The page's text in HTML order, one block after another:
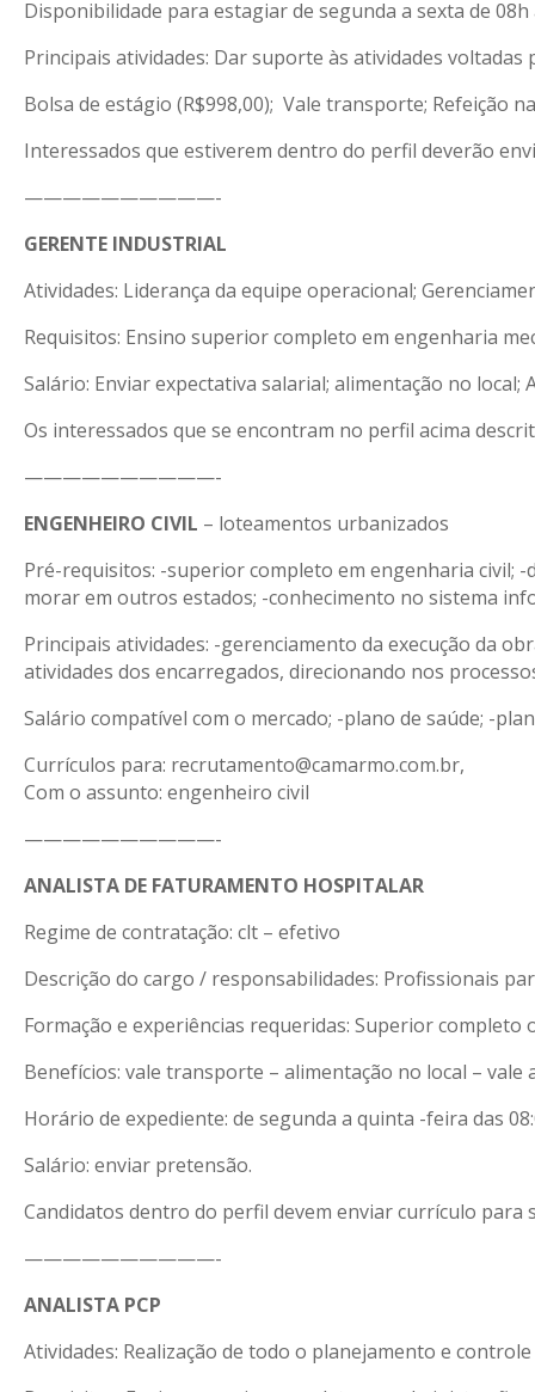
Disponibilidade para estagiar de segunda a sexta de 08h
Principais atividades: Dar suporte às atividades
Bolsa de estágio (R$998,00); Vale transporte; Refeição
Interessados que estiverem dentro do perfil deverão
——————————-
GERENTE INDUSTRIAL
Atividades: Liderança da equipe operacional;
Requisitos: Ensino superior completo em engenharia
Salário: Enviar expectativa salarial; alimentação no local;
Os interessados que se encontram no perfil acima
——————————-
ENGENHEIRO CIVIL – loteamentos urbanizados
Pré-requisitos: -superior completo em engenharia civil;
morar em outros estados; -conhecimento no sistema
Principais atividades: -gerenciamento da execução da
atividades dos encarregados, direcionando nos
Salário compatível com o mercado; -plano de saúde; -
Currículos para: recrutamento@camarmo.com.br,
Com o assunto: engenheiro civil
——————————-
ANALISTA DE FATURAMENTO HOSPITALAR
Regime de contratação: clt – efetivo
Descrição do cargo / responsabilidades: Profissionais
Formação e experiências requeridas: Superior
Benefícios: vale transporte – alimentação no local –
Horário de expediente: de segunda a quinta -feira das
Salário: enviar pretensão.
Candidatos dentro do perfil devem enviar currículo
——————————-
ANALISTA PCP
Atividades: Realização de todo o planejamento e